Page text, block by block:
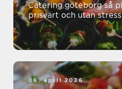
Catering göteborg så planerar du smart,
prisvärt och utan stress
06. april 2026